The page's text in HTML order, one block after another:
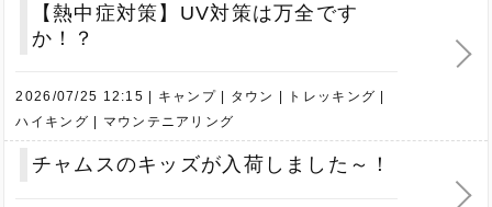
【熱中症対策】UV対策は万全です
か！？
2026/07/25 12:15 キャンプ タウン
トレッキング
ハイキング
マウンテニアリング
チャムスのキッズが入荷しました～！